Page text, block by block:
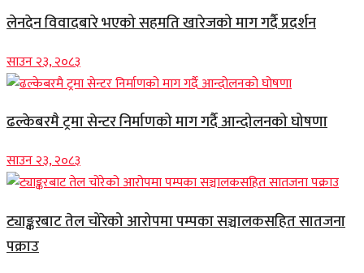
लेनदेन विवादबारे भएको सहमति खारेजको माग गर्दै प्रदर्शन
साउन २३, २०८३
ढल्केबरमै ट्रमा सेन्टर निर्माणको माग गर्दै आन्दोलनको घोषणा
साउन २३, २०८३
ट्याङ्करबाट तेल चोरेको आरोपमा पम्पका सञ्चालकसहित सातजना
पक्राउ